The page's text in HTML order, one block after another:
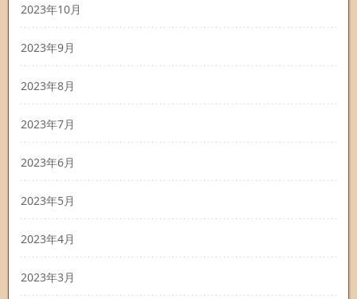
2023年10月
2023年9月
2023年8月
2023年7月
2023年6月
2023年5月
2023年4月
2023年3月